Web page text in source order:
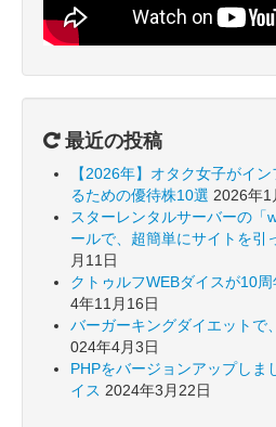
最近の投稿
【2026年】オタク女子がイ
るための優待株10選 2026年1
スターレンタルサーバーの「
ールで、超簡単にサイトを引
月11日
クトゥルフWEBダイスが10周
4年11月16日
バーガーキングダイエットで
024年4月3日
PHPをバージョンアップしま
イス 2024年3月22日